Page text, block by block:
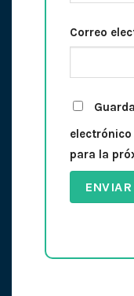
Correo
para la